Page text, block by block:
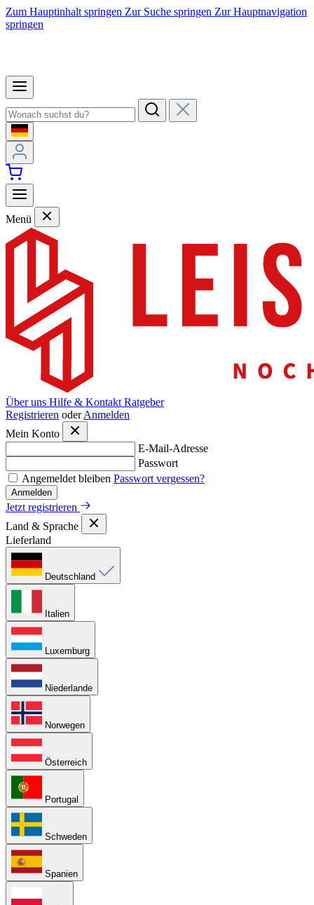
Zum Hauptinhalt springen Zur Suche springen Zur Hauptnavigation
springen
Menü
Über uns Hilfe & Kontakt Ratgeber
Registrieren oder Anmelden
Mein Konto
E-Mail-Adresse
Passwort
Angemeldet bleiben Passwort vergessen?
Anmelden
Jetzt registrieren
Land & Sprache
Lieferland
Deutschland
Italien
Luxemburg
Niederlande
Norwegen
Österreich
Portugal
Schweden
Spanien